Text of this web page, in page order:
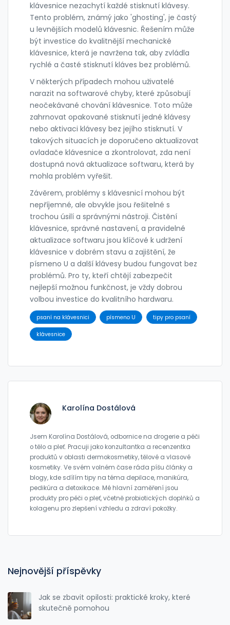
klávesnice nezachytí každé stisknutí klávesy.
Tento problém, známý jako 'ghosting', je častý
u levnějších modelů klávesnic. Řešením může
být investice do kvalitnější mechanické
klávesnice, která je navržena tak, aby zvládla
rychlé a časté stisknutí kláves bez problémů.
V některých případech mohou uživatelé
narazit na softwarové chyby, které způsobují
neočekávané chování klávesnice. Toto může
zahrnovat opakované stisknutí jedné klávesy
nebo aktivaci klávesy bez jejího stisknutí. V
takových situacích je doporučeno aktualizovat
ovladače klávesnice a zkontrolovat, zda není
dostupná nová aktualizace softwaru, která by
mohla problém vyřešit.
Závěrem, problémy s klávesnicí mohou být
nepříjemné, ale obvykle jsou řešitelné s
trochou úsilí a správnými nástroji. Čistění
klávesnice, správné nastavení, a pravidelné
aktualizace softwaru jsou klíčové k udržení
klávesnice v dobrém stavu a zajištění, že
písmeno U a další klávesy budou fungovat bez
problémů. Pro ty, kteří chtějí zabezpečit
nejlepší možnou funkčnost, je vždy dobrou
volbou investice do kvalitního hardwaru.
psaní na klávesnici písmeno U tipy pro psaní
klávesnice
Karolína Dostálová
Jsem Karolína Dostálová, odbornice na drogerie a péči
o tělo a pleť. Pracuji jako konzultantka a recenzentka
produktů v oblasti dermokosmetiky, tělové a vlasové
kosmetiky. Ve svém volném čase ráda píšu články a
blogy, kde sdílím tipy na téma depilace, manikúra,
pedikúra a detoxikace. Mé hlavní zaměření jsou
produkty pro péči o pleť, včetně probiotických doplňků a
kolagenu pro zlepšení vzhledu a zdraví pokožky.
Nejnovější příspěvky
Jak se zbavit opilosti: praktické kroky, které
skutečně pomohou